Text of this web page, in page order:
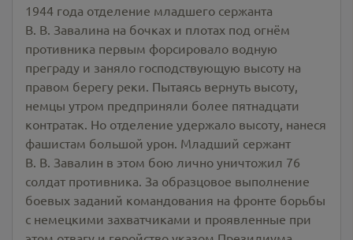
1944 года отделение младшего сержанта
В. В. Завалина на бочках и плотах под огнём
противника первым форсировало водную
преграду и заняло господствующую высоту на
правом берегу реки. Пытаясь вернуть высоту,
немцы утром предприняли более пятнадцати
контратак. Но отделение удержало высоту, нанеся
фашистам большой урон. Младший сержант
В. В. Завалин в этом бою лично уничтожил 76
солдат противника. За образцовое выполнение
боевых заданий командования на фронте борьбы
с немецкими захватчиками и проявленные при